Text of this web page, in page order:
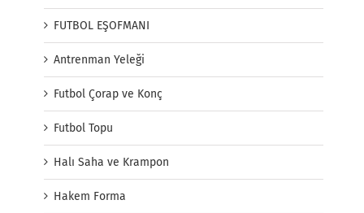
FUTBOL EŞOFMANI
Antrenman Yeleği
Futbol Çorap ve Konç
Futbol Topu
Halı Saha ve Krampon
Hakem Forma